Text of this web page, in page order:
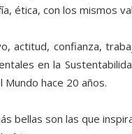
ética, con los mismos
actitud, confianza,
en la
Mundo hace 20 años.
bellas son las que